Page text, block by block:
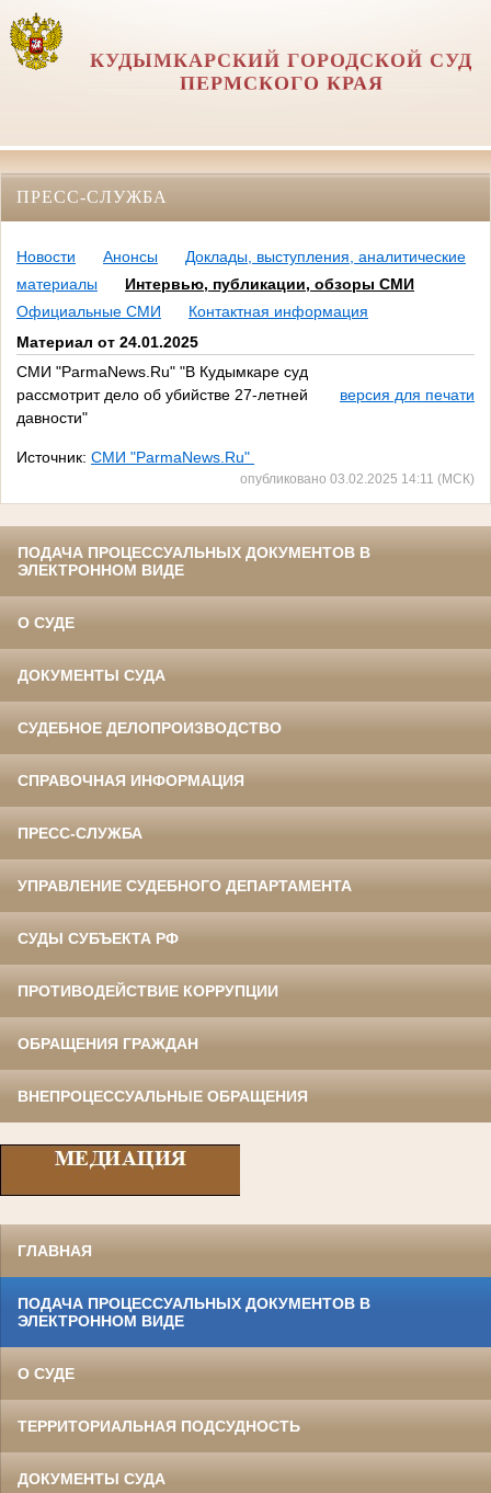
КУДЫМКАРСКИЙ ГОРОДСКОЙ СУД
ПЕРМСКОГО КРАЯ
ПРЕСС-СЛУЖБА
Новости Анонсы
Доклады, выступления, аналитические
материалы
Интервью, публикации, обзоры СМИ
Официальные СМИ
Контактная информация
Материал от 24.01.2025
СМИ "ParmaNews.Ru" "В Кудымкаре суд
рассмотрит дело об убийстве 27-летней
давности"
версия для печати
Источник: СМИ "ParmaNews.Ru"
опубликовано 03.02.2025 14:11 (МСК)
ПОДАЧА ПРОЦЕССУАЛЬНЫХ ДОКУМЕНТОВ В
ЭЛЕКТРОННОМ ВИДЕ
О СУДЕ
ДОКУМЕНТЫ СУДА
СУДЕБНОЕ ДЕЛОПРОИЗВОДСТВО
СПРАВОЧНАЯ ИНФОРМАЦИЯ
ПРЕСС-СЛУЖБА
УПРАВЛЕНИЕ СУДЕБНОГО ДЕПАРТАМЕНТА
СУДЫ СУБЪЕКТА РФ
ПРОТИВОДЕЙСТВИЕ КОРРУПЦИИ
ОБРАЩЕНИЯ ГРАЖДАН
ВНЕПРОЦЕССУАЛЬНЫЕ ОБРАЩЕНИЯ
ГЛАВНАЯ
ПОДАЧА ПРОЦЕССУАЛЬНЫХ ДОКУМЕНТОВ В
ЭЛЕКТРОННОМ ВИДЕ
О СУДЕ
ТЕРРИТОРИАЛЬНАЯ ПОДСУДНОСТЬ
ДОКУМЕНТЫ СУДА